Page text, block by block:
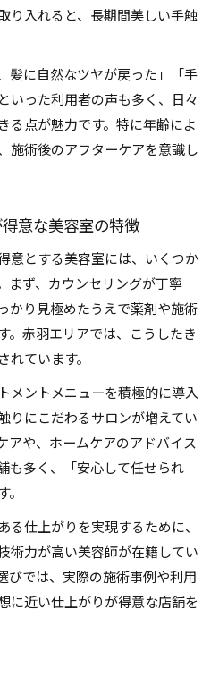
り入れると、長期間美しい手触
髪に自然なツヤが戻った」「手
いった利用者の声も多く、日々
る点が魅力です。特に年齢によ
施術後のアフターケアを意識し
意な美容室の特徴
意とする美容室には、いくつか
まず、カウンセリングが丁寧
かり見極めたうえで薬剤や施術
。赤羽エリアでは、こうしたき
れています。
メントメニューを積極的に導入
りにこだわるサロンが増えてい
アや、ホームケアのアドバイス
も多く、「安心して任せられ
る仕上がりを実現するために、
術力が高い美容師が在籍してい
びでは、実際の施術事例や利用
に近い仕上がりが得意な店舗を